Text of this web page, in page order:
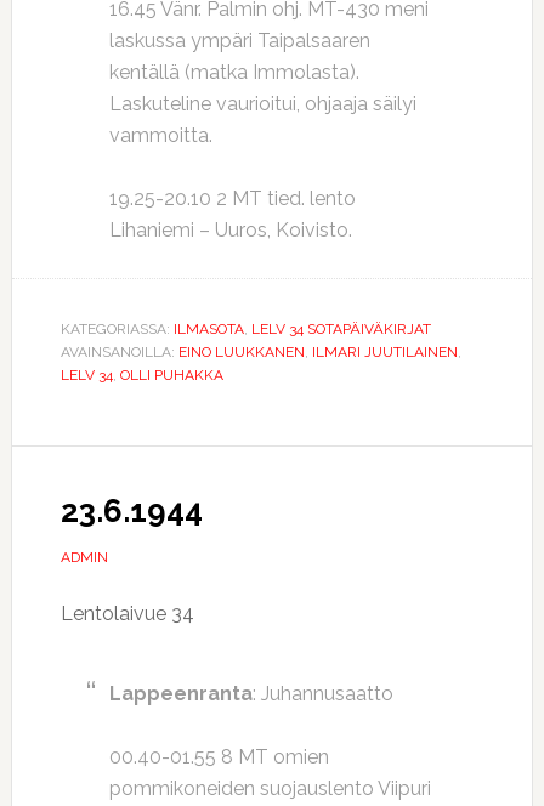
16.45 Vänr. Palmin ohj. MT-430 meni
laskussa ympäri Taipalsaaren
kentällä (matka Immolasta).
Laskuteline vaurioitui, ohjaaja säilyi
vammoitta.
19.25-20.10 2 MT tied. lento
Lihaniemi – Uuros, Koivisto.
KATEGORIASSA: ILMASOTA, LELV 34 SOTAPÄIVÄKIRJAT
AVAINSANOILLA: EINO LUUKKANEN, ILMARI JUUTILAINEN,
LELV 34, OLLI PUHAKKA
23.6.1944
ADMIN
Lentolaivue 34
Lappeenranta: Juhannusaatto
00.40-01.55 8 MT omien
pommikoneiden suojauslento Viipuri